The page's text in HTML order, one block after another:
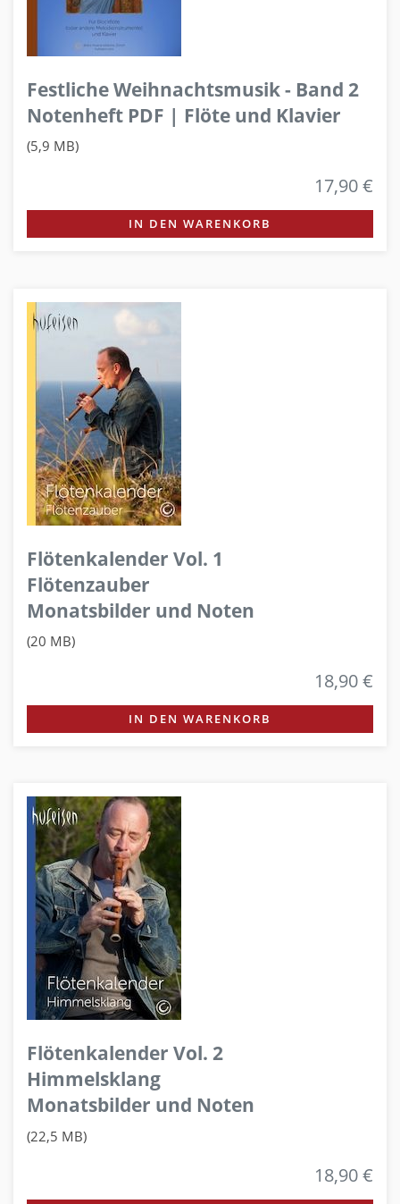
Festliche Weihnachtsmusik - Band 2
Notenheft PDF | Flöte und Klavier
(5,9 MB)
17,90 €
IN DEN WARENKORB
Flötenkalender Vol. 1
Flötenzauber
Monatsbilder und Noten
(20 MB)
18,90 €
IN DEN WARENKORB
Flötenkalender Vol. 2
Himmelsklang
Monatsbilder und Noten
(22,5 MB)
18,90 €